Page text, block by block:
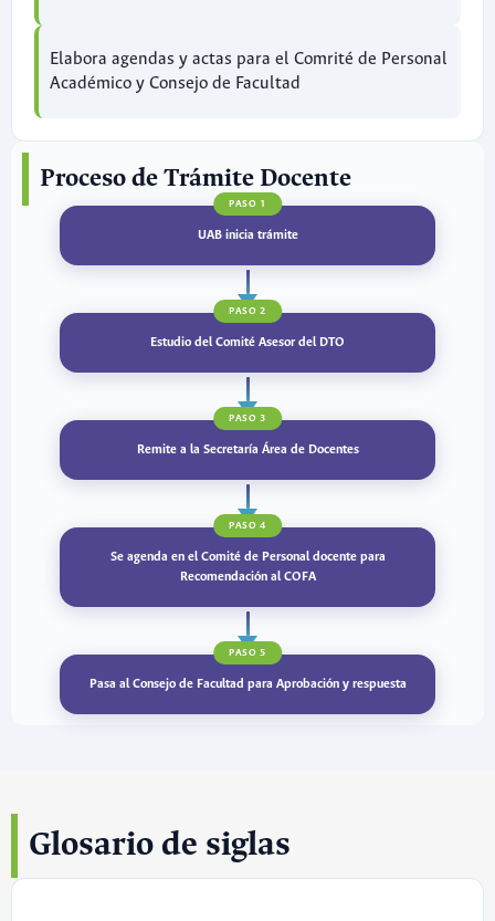
Elabora agendas y actas para el Comrité de Personal
Académico y Consejo de Facultad
Proceso de Trámite Docente
PASO 1
UAB inicia trámite
PASO 2
Estudio del Comité Asesor del DTO
PASO 3
Remite a la Secretaría Área de Docentes
PASO 4
Se agenda en el Comité de Personal docente para
Recomendación al COFA
PASO 5
Pasa al Consejo de Facultad para Aprobación y respuesta
Glosario de siglas